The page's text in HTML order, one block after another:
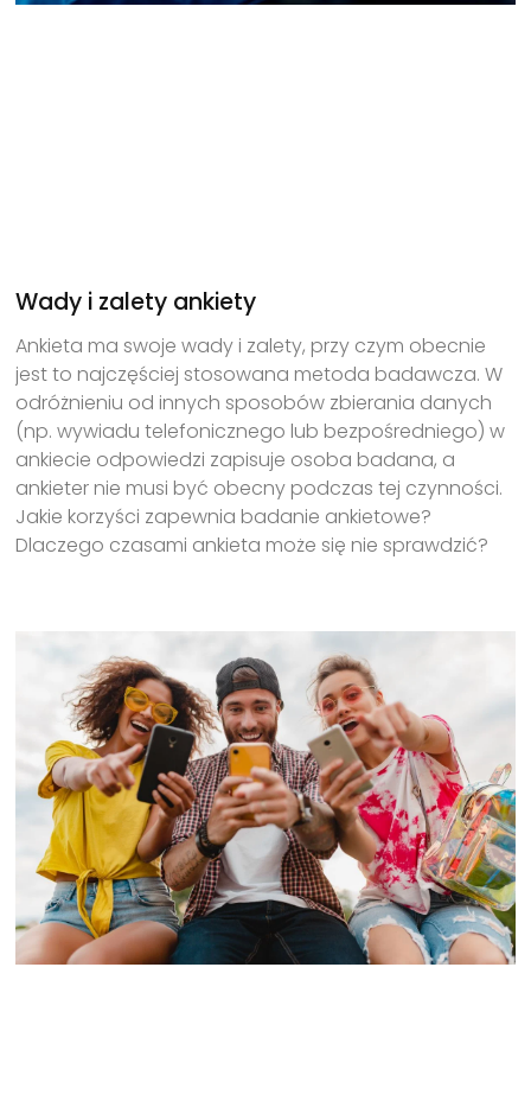
Wady i zalety ankiety
Ankieta ma swoje wady i zalety, przy czym obecnie
jest to najczęściej stosowana metoda badawcza. W
odróżnieniu od innych sposobów zbierania danych
(np. wywiadu telefonicznego lub bezpośredniego) w
ankiecie odpowiedzi zapisuje osoba badana, a
ankieter nie musi być obecny podczas tej czynności.
Jakie korzyści zapewnia badanie ankietowe?
Dlaczego czasami ankieta może się nie sprawdzić?